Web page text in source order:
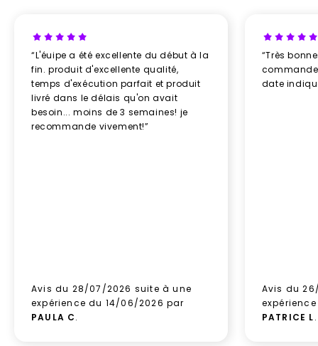
“L'éuipe a été excellente du début à la
fin. produit d'excellente qualité,
temps d'exécution parfait et produit
livré dans le délais qu'on avait
besoin... moins de 3 semaines! je
recommande vivement!”
Avis du 28/07/2026 suite à une
expérience du 14/06/2026 par
PAULA C.
“Très
date
Avis du
PATRICE L.